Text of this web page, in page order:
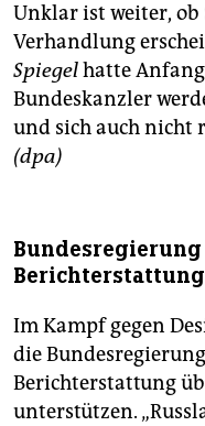
Unklar ist weiter, ob
Verhandlung
Spiegelhatte
Bundeskanzler
und sich auch nicht
(dpa)
Berichterstattung
Im Kampf gegen
die
Berichterstattung
unterstützen.